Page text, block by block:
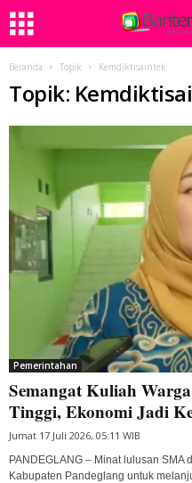
Beranda Topik Kemdiktisaintek
Topik:
Pemerintahan
Semangat Kuliah
Tinggi, Ekonomi Jadi
Jumat 17 Juli 2026, 05:11 WIB
PANDEGLANG – Minat lulusan SMA
Kabupaten Pandeglang untuk